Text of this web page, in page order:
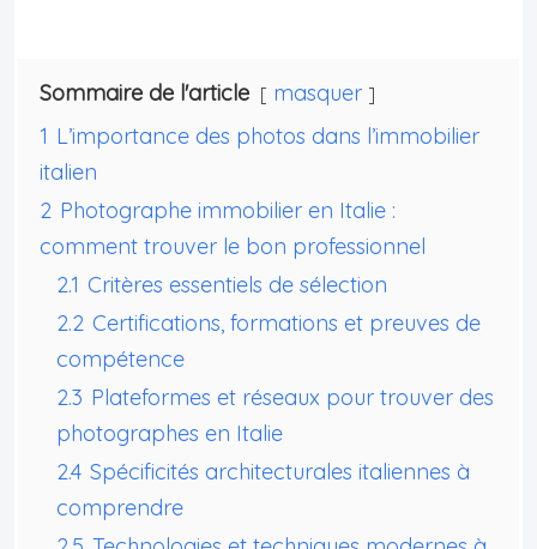
Sommaire de l'article
masquer
1 L’importance des photos dans l’immobilier
italien
2 Photographe immobilier en Italie :
comment trouver le bon professionnel
2.1 Critères essentiels de sélection
2.2 Certifications, formations et preuves de
compétence
2.3 Plateformes et réseaux pour trouver des
photographes en Italie
2.4 Spécificités architecturales italiennes à
comprendre